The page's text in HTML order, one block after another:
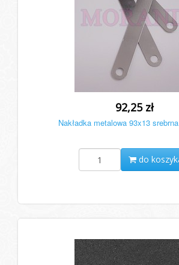
92,25 zł
Nakładka metalowa 93x13
do